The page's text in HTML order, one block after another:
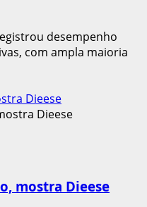
desempenho
com ampla maioria
Dieese
mostra Dieese